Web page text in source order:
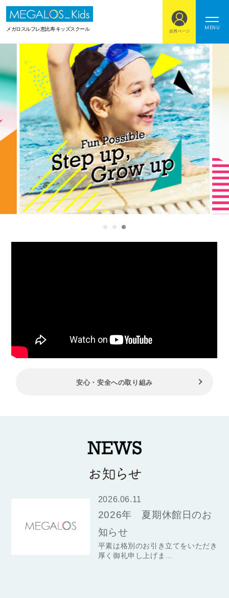
メガロスルフレ恵比寿 キッズスクール MENU
安心・安全への取り組み
2026.06.11
2026年 夏期休館日のお
知らせ
平素は格別のお引き立てをいただき
厚く御礼申し上げま…